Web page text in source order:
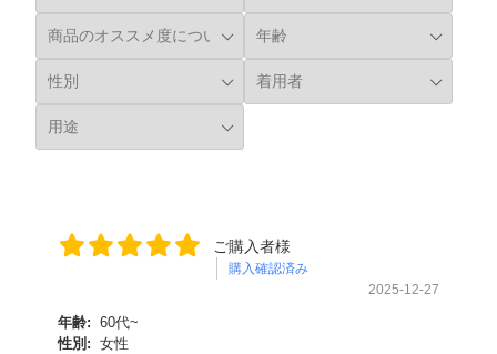
ご購入者様
購入確認済み
2025-12-27
年齢: 60代~
性別: 女性